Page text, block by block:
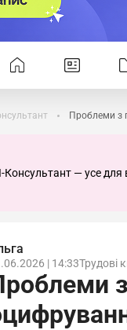
Проблеми з
— усе для
| 14:33Трудові